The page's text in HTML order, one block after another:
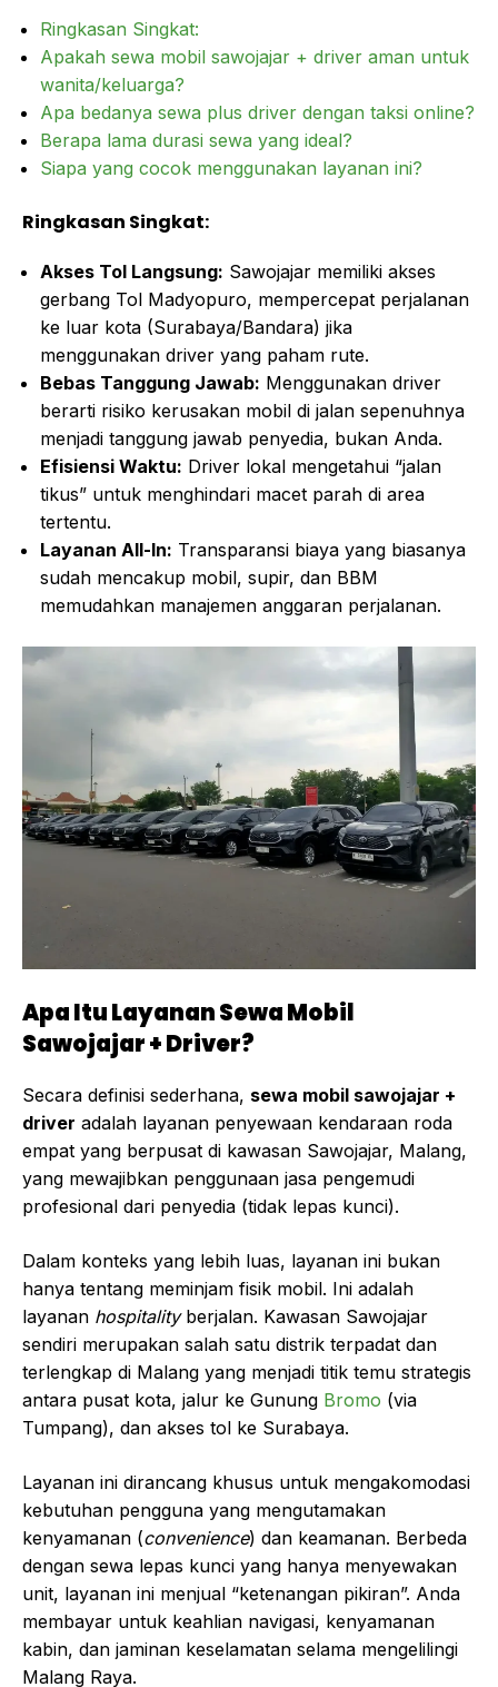
Ringkasan Singkat:
Apakah sewa mobil sawojajar + driver aman untuk
wanita/keluarga?
Apa bedanya sewa plus driver dengan taksi online?
Berapa lama durasi sewa yang ideal?
Siapa yang cocok menggunakan layanan ini?
Ringkasan Singkat:
Akses Tol Langsung: Sawojajar memiliki akses
gerbang Tol Madyopuro, mempercepat perjalanan
ke luar kota (Surabaya/Bandara) jika
menggunakan driver yang paham rute.
Bebas Tanggung Jawab: Menggunakan driver
berarti risiko kerusakan mobil di jalan sepenuhnya
menjadi tanggung jawab penyedia, bukan Anda.
Efisiensi Waktu: Driver lokal mengetahui “jalan
tikus” untuk menghindari macet parah di area
tertentu.
Layanan All-In: Transparansi biaya yang biasanya
sudah mencakup mobil, supir, dan BBM
memudahkan manajemen anggaran perjalanan.
Apa Itu Layanan Sewa Mobil
Sawojajar + Driver?
Secara definisi sederhana, sewa mobil sawojajar +
driver adalah layanan penyewaan kendaraan roda
empat yang berpusat di kawasan Sawojajar, Malang,
yang mewajibkan penggunaan jasa pengemudi
profesional dari penyedia (tidak lepas kunci).
Dalam konteks yang lebih luas, layanan ini bukan
hanya tentang meminjam fisik mobil. Ini adalah
layanan hospitalityberjalan. Kawasan Sawojajar
sendiri merupakan salah satu distrik terpadat dan
terlengkap di Malang yang menjadi titik temu strategis
antara pusat kota, jalur ke Gunung Bromo (via
Tumpang), dan akses tol ke Surabaya.
Layanan ini dirancang khusus untuk mengakomodasi
kebutuhan pengguna yang mengutamakan
kenyamanan (convenience) dan keamanan. Berbeda
dengan sewa lepas kunci yang hanya menyewakan
unit, layanan ini menjual “ketenangan pikiran”. Anda
membayar untuk keahlian navigasi, kenyamanan
kabin, dan jaminan keselamatan selama mengelilingi
Malang Raya.